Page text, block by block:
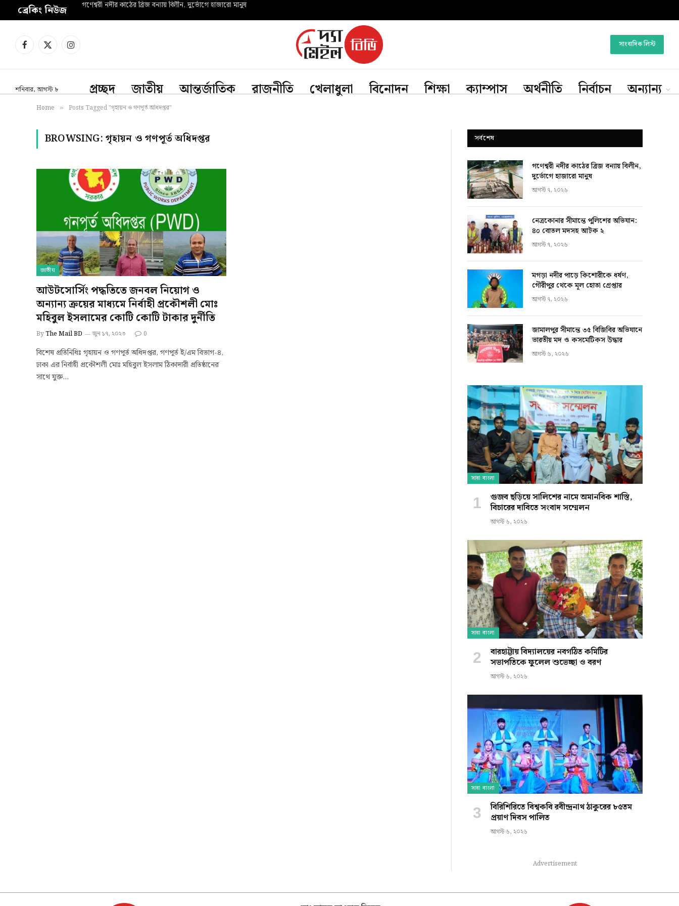
ব্রেকিং নিউজ গণেশ্বরী নদীর কাঠের ব্রিজ বন্যায় বিলীন, দুর্ভোগে হাজারো মানুষ
Facebook
X
Instagram সাংবাদিক লিস্ট
শনিবার, আগস্ট ৮ প্রচ্ছদ জাতীয় আন্তর্জাতিক রাজনীতি খেলাধুলা বিনোদন শিক্ষা ক্যাম্পাস অর্থনীতি নির্বাচন অন্যান্য
Home » Posts Tagged "গৃহায়ন ও গণপূর্ত অধিদপ্তর"
BROWSING:গৃহায়ন ও গণপূর্ত অধিদপ্তর
জাতীয়
আউটসোর্সিং পদ্ধতিতে জনবল নিয়োগ ও
অন্যান্য ক্রয়ের মাধ্যমে নির্বাহী প্রকৌশলী মোঃ
মহিবুল ইসলামের কোটি কোটি টাকার দুর্নীতি
ByThe Mail BD জুন ১৭, ২০২৩ 0
বিশেষ প্রতিনিধিঃ গৃহায়ন ও গণপূর্ত অধিদপ্তর, গণপূর্ত ই/এম বিভাগ-৪,
ঢাকা এর নির্বাহী প্রকৌশলী মোঃ মহিবুল ইসলাম ঠিকাদারী প্রতিষ্ঠানের
সাথে যুক্ত…
সর্বশেষ
গণেশ্বরী নদীর কাঠের ব্রিজ বন্যায় বিলীন,
দুর্ভোগে হাজারো মানুষ
আগস্ট ৭, ২০২৬
নেত্রকোনার সীমান্তে পুলিশের অভিযান:
৪০ বোতল মদসহ আটক ২
আগস্ট ৭, ২০২৬
মগড়া নদীর পাড়ে কিশোরীকে ধর্ষণ,
গৌরীপুর থেকে মূল হোতা গ্রেপ্তার
আগস্ট ৭, ২০২৬
জামালপুর সীমান্তে ৩৫ বিজিবির অভিযানে
ভারতীয় মদ ও কসমেটিকস উদ্ধার
আগস্ট ৬, ২০২৬
সারা বাংলা
গুজব ছড়িয়ে সালিশের নামে অমানবিক শাস্তি,
বিচারের দাবিতে সংবাদ সম্মেলন
আগস্ট ৬, ২০২৬
সারা বাংলা
বারহাট্টায় বিদ্যালয়ের নবগঠিত কমিটির
সভাপতিকে ফুলেল শুভেচ্ছা ও বরণ
আগস্ট ৬, ২০২৬
সারা বাংলা
বিরিশিরিতে বিশ্বকবি রবীন্দ্রনাথ ঠাকুরের ৮৫তম
প্রয়াণ দিবস পালিত
আগস্ট ৬, ২০২৬
Advertisement